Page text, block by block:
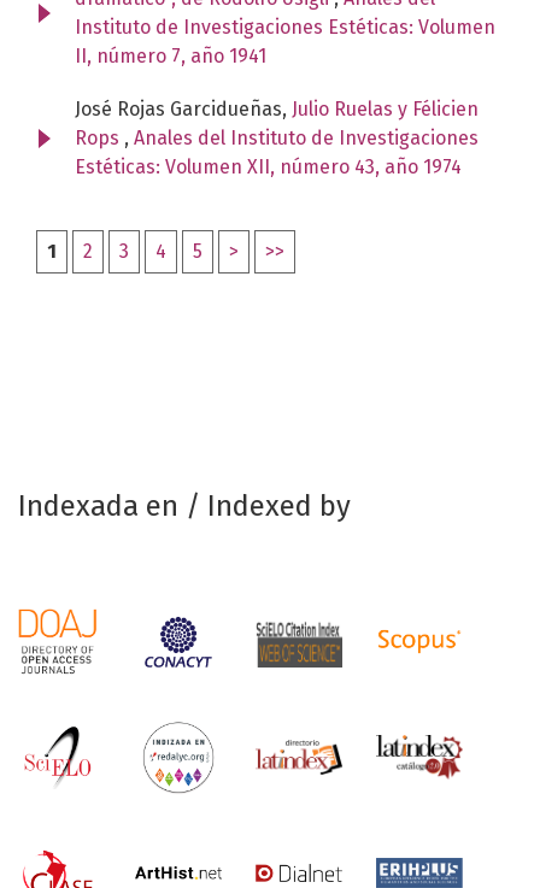
Instituto de Investigaciones Estéticas: Volumen
II, número 7, año 1941
José Rojas Garcidueñas, Julio Ruelas y Félicien
Rops , Anales del Instituto de Investigaciones
Estéticas: Volumen XII, número 43, año 1974
1 2 3 4 5 > >>
Indexada en / Indexed by